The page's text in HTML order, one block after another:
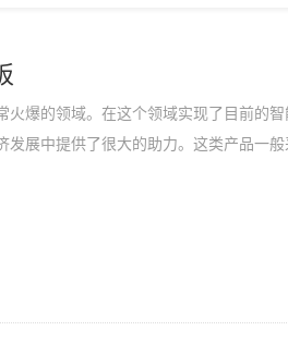
火爆的领域。在这个领域实现了目前的
发展中提供了很大的助力。这类产品一